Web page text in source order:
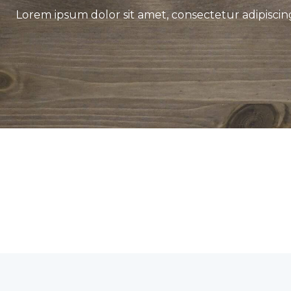
Lorem ipsum dolor sit amet, consectetur